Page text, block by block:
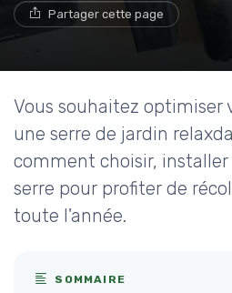
Partager cette page
Vous souhaitez optimiser
une serre de jardin
comment choisir,
serre pour profiter de
toute l'année.
SOMMAIRE